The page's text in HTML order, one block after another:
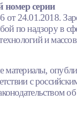
номер серии
24.01.2018.
по надзору в
и
материалы,
с
об